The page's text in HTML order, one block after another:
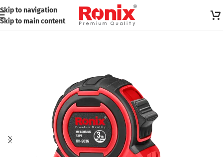
Skip to navigation
Skip to main content